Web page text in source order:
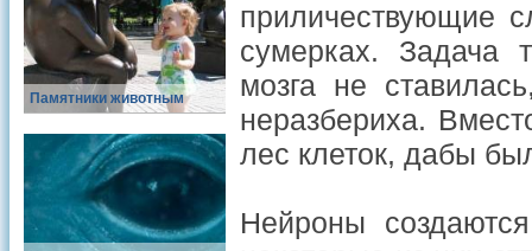
Памятники животным
приличествующие
сумерках. Задача
мозга не
неразбериха.
лес клеток, дабы
Нейроны